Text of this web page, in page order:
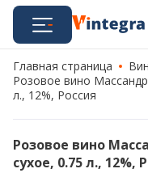
Главная страница
Розовое вино
л., 12%, Россия
Розовое вино
сухое, 0.75 л., 12%,